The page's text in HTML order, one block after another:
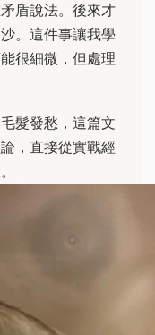
盾說法。後來才
。這件事讓我學
很細微，但處理
髮發愁，這篇文
，直接從實戰經